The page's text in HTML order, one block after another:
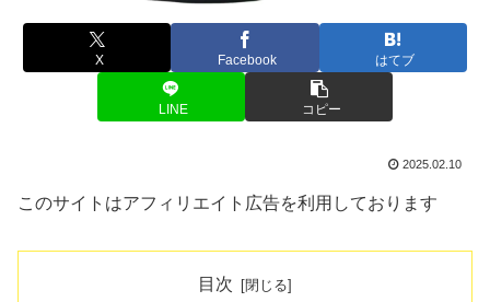
X Facebook はてブ
LINE コピー
2025.02.10
このサイトはアフィリエイト広告を利用しております
目次